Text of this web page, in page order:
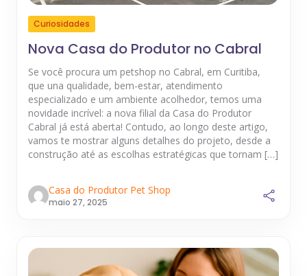
Curiosidades
Nova Casa do Produtor no Cabral
Se você procura um petshop no Cabral, em Curitiba,
que una qualidade, bem-estar, atendimento
especializado e um ambiente acolhedor, temos uma
novidade incrível: a nova filial da Casa do Produtor
Cabral já está aberta! Contudo, ao longo deste artigo,
vamos te mostrar alguns detalhes do projeto, desde a
construção até as escolhas estratégicas que tornam […]
Casa do Produtor Pet Shop
maio 27, 2025